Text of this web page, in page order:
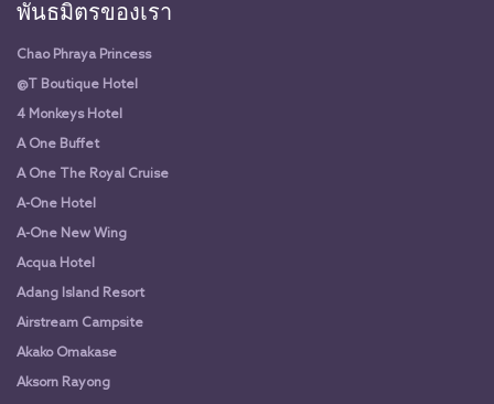
พันธมิตรของเรา
Chao Phraya Princess
@T Boutique Hotel
4 Monkeys Hotel
A One Buffet
A One The Royal Cruise
A-One Hotel
A-One New Wing
Acqua Hotel
Adang Island Resort
Airstream Campsite
Akako Omakase
Aksorn Rayong